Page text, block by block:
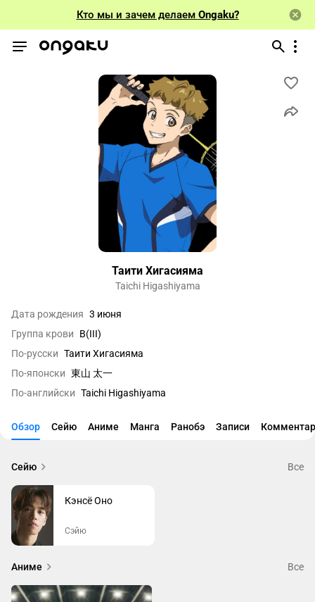
Кто мы и зачем делаем Ongaku?
Таити Хигасияма
Taichi Higashiyama
Дата рождения 3 июня
Группа крови
B(III)
По-русски Таити Хигасияма
По-японски 東山 太一
По-английски Taichi Higashiyama
Обзор Сейю Аниме Манга Ранобэ Записи
Сейю Все
Кэнсё Оно
Сэйю
Аниме Все